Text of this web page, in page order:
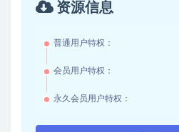
资源信息
普通用户特权：
会员用户特权：
永久会员用户特权：